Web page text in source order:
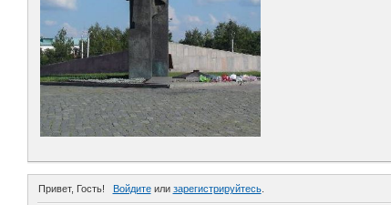
Привет, Гость! Войдитеили зарегистрируйтесь.